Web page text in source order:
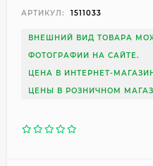
АРТИКУЛ: 1511033
ВНЕШНИЙ ВИД ТОВАРА
ФОТОГРАФИИ НА САЙТЕ.
ЦЕНА В ИНТЕРНЕТ-
ЦЕНЫ В РОЗНИЧНОМ